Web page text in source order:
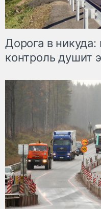
Дорога в никуда:
контроль душит